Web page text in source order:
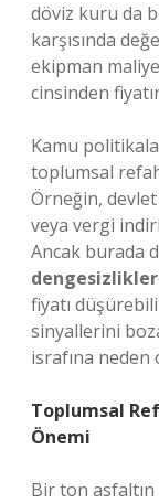
döviz kuru da
karşısında
ekipman
cinsinden
Kamu
toplumsal
Örneğin, devlet
veya vergi
Ancak burada
dengesizlikler
fiyatı
sinyallerini
israfına neden
Toplumsal
Önemi
Bir ton